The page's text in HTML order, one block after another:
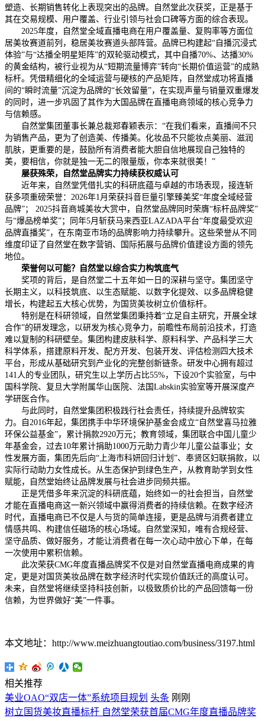
塑造、长期销售转化上表现突出的品牌。自然堂此次获奖，正是基于
其在交易规模、用户覆盖、行业引领与社会口碑等方面的综合表现。
2025年度，自然堂全域直播电商在用户覆盖量、复购率等方面位
居美妆赛道前列，稳居美妆赛道头部阵营。品牌已构建起“自播沉浸式
体验”与“达播全明星矩阵”的双轮驱动模式，其中自播70%、达播30%
的黄金结构，被行业视为从“短期流量博弈”转向“长期价值运营”的成熟
标杆。凭借精细化的全域运营与硬核的产品矩阵，自然堂成功将直播
间的“瞬时流量”沉淀为品牌的“长效留量”，在实现声量与销量双重爆发
的同时，进一步巩固了其作为大国品牌在直播电商领域的核心竞争力
与信赖感。
自然堂集团董事长兼总裁郑春颖表示：“在我们看来，直播间不只
为销售产品，更为了创造美、传播美。化妆品不只能妆点美丽、滋润
肌肤，更重要的是，鼓励所有消费者能大胆自信地展现自己独特的
美，要相信，你就是独一无二的限量版，你本来就很美！”
屡获殊荣，自然堂品牌实力持续获权威认可
近年来，自然堂凭借扎实的科研底蕴与卓越的市场表现，接连斩
获多项重磅荣誉：2026年1月荣获抖音巨量引擎臻美奖“年度全域经营
品牌”； 2025抖音商城美妆大赏中，自然堂品牌同时荣膺“标杆品牌奖”
与“爆品榜单奖”；同年5月斩获马来西亚LAZADA平台“年度最受欢迎
品牌直播奖”，在东南亚市场的品牌影响力持续攀升。这些荣誉从不同
维度印证了自然堂在数字营销、国际拓展与品牌价值建设方面的领先
地位。
荣誉何以可能？自然堂以综合实力构筑底气
奖项的背后，是自然堂二十五年如一日的深耕与坚守。集团坚守
长期主义，以科技筑底、以生态赋能、以数字化提效、以多品牌稳健
增长，构建起五大核心优势，为国货美妆树立价值标杆。
特别是在科研领域，自然堂集团秉持着“立足自主研究，开展全球
合作”的研发理念，以研发为核心竞争力，前瞻性布局前沿技术，打造
难以复制的科研壁垒。集团构建皮肤科学、原料科学、产品科学三大
科学体系，搭建原料开发、配方开发、包装开发、评估检测四大技术
平台，形成从基础研究到产业化的完整创新链条。研发中心拥有超过
141人的专业团队，研究生以上学历占比55%，下设20个实验室，与中
国科学院、复旦大学附属华山医院、法国Labskin实验室等开展深度产
学研医合作。
与此同时，自然堂集团积极践行社会责任，持续提升品牌软实
力。自2016年起，集团携手中华环境保护基金会成立“自然堂喜马拉雅
环保公益基金”，累计捐款2920万元；教育领域，集团联合中国儿童少
年基金会，过去10年累计捐助1000万元助力青少年儿童公益事业；女
性发展方面，集团先后向“上海市科妍回归计划”、奉贤区妇联捐款，以
实际行动助力女性成长。从生态保护到绿色生产，从教育助学到女性
赋能，自然堂始终让品牌发展与社会进步同频共振。
正是凭借多年来沉淀的科研底蕴，始终如一的社会担当，自然堂
才能在直播电商这一新兴领域中赢得消费者的持续信赖。在数字经济
时代，直播电商已不仅是人与货的简单连接，更是品牌与消费者建立
情感共鸣、构建信任磁场的核心场域。自然堂深知，唯有合规经营、
坚守品质、做好服务，才能让消费者在每一次心动中放心下单，在每
一次使用中累积信赖。
此次荣获CMG年度直播品牌奖不仅是对自然堂直播电商成果的肯
定，更是对国货美妆品牌在数字经济时代实现价值跃迁的高度认可。
未来，自然堂将继续坚持科技创新，以极致质价比的产品回馈每一份
信赖，为世界做好“美”一件事。
本文地址：http://www.meizhuangtoutiao.com/business/3197.html
相关推荐
美业OAO“双店一体”系统项目规划 头条 刚刚
树立国货美妆直播标杆 自然堂荣获首届CMG年度直播品牌奖